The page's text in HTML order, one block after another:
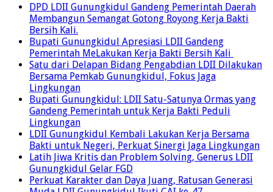
DPD LDII Gunungkidul Gandeng Pemerintah Daerah
Membangun Semangat Gotong Royong Kerja Bakti
Bersih Kali.
Bupati Gunungkidul Apresiasi LDII Gandeng
Pemerintah MeLakukan Kerja Bakti Bersih Kali ‎
Satu dari Delapan Bidang Pengabdian LDII Dilakukan
Bersama Pemkab Gunungkidul, Fokus Jaga
Lingkungan
Bupati Gunungkidul: LDII Satu-Satunya Ormas yang
Gandeng Pemerintah untuk Kerja Bakti Peduli
Lingkungan
LDII Gunungkidul Kembali Lakukan Kerja Bersama
Bakti untuk Negeri, Perkuat Sinergi Jaga Lingkungan
Latih Jiwa Kritis dan Problem Solving, Generus LDII
Gunungkidul Gelar FGD
Perkuat Karakter dan Daya Juang, Ratusan Generasi